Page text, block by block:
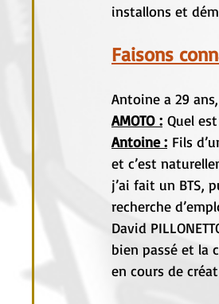
installons et
Faisons
Antoine a 29
AMOTO : Quel
Antoine : Fils
et c’est
j’ai fait un BTS,
recherche
David
bien passé et la
en cours de